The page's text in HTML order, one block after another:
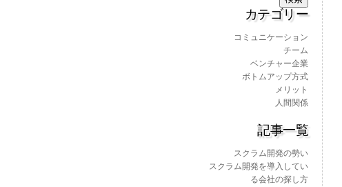
カテゴリー
コミュニケーション
チーム
ベンチャー企業
ボトムアップ方式
メリット
人間関係
記事一覧
スクラム開発の勢い
スクラム開発を導入してい
る会社の探し方